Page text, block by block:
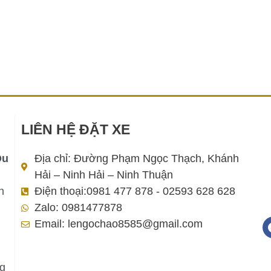
LIÊN HỆ ĐẶT XE
Địa chỉ: Đường Phạm Ngọc Thạch, Khánh
Hải – Ninh Hải – Ninh Thuận
Điện thoại:0981 477 878 - 02593 628 628
Zalo: 0981477878
Email: lengochao8585@gmail.com